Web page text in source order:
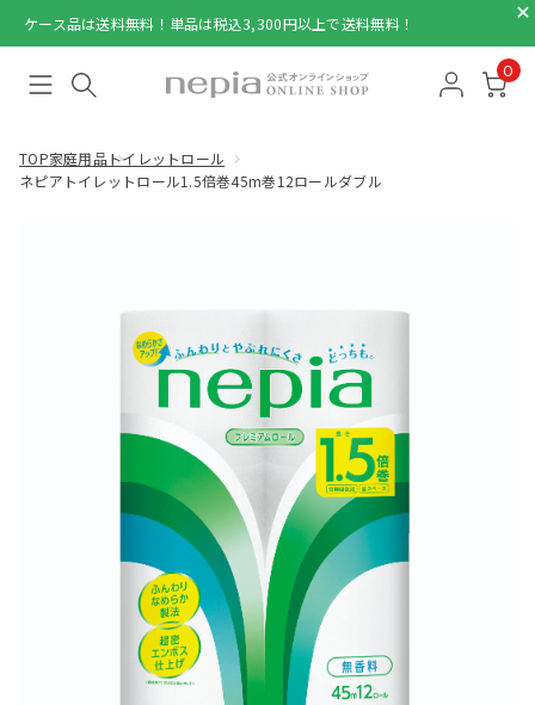
ケース品は送料無料！単品は税込3,300円以上で送料無料！
0
TOP家庭用品トイレットロール
ネピアトイレットロール1.5倍巻45m巻12ロールダブル